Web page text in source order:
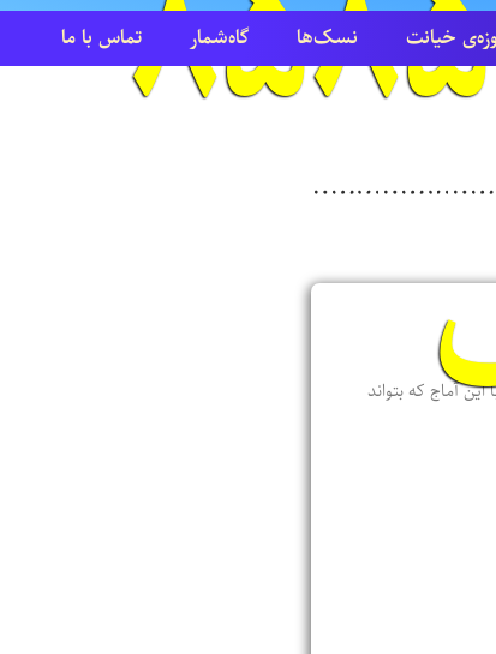
خیانت نسک‌ها گاه‌شمار تماس با ما
آماج که بتواند